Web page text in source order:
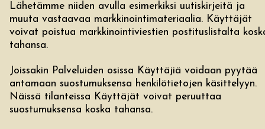
Lähetämme niiden avulla esimerkiksi uutiskirjeitä ja
muuta vastaavaa markkinointimateriaalia. Käyttäjät
voivat poistua markkinointiviestien postituslistalta
tahansa.
Joissakin Palveluiden osissa Käyttäjiä voidaan pyytää
antamaan suostumuksensa henkilötietojen käsittelyyn.
Näissä tilanteissa Käyttäjät voivat peruuttaa
suostumuksensa koska tahansa.